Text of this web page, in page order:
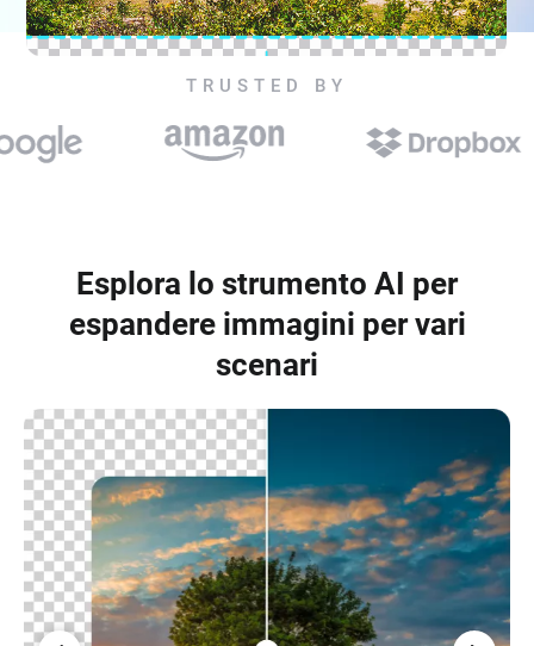
TRUSTED BY
Esplora lo strumento AI per
espandere immagini per vari
scenari